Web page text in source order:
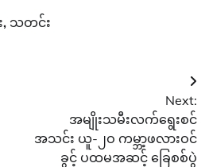
, သတင်း
Next:
အမျိုးသမီးလက်ရွေးစင်
အသင်း ယူ-၂ဝ ကမ္ဘာ့ဖလားဝင်
ခွင့် ပထမအဆင့် ခြေစစ်ပွဲ